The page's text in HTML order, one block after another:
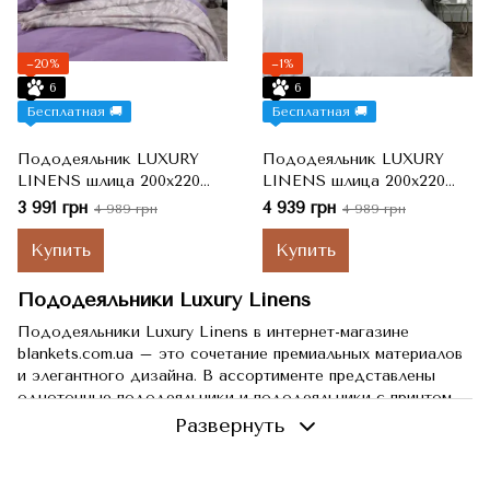
−20%
6
Бесплатная 🚚
Пододеяльник LUXURY
LINENS шлица 200x220
LAVENDER 100%египетский
хлопок, арт. 44924 (шт)
Двуспальные
3 991 грн 4 989 грн
Купить
−1%
6
Бесплатная 🚚
Пододеяльник LUXURY
LINENS шлица 200x220
WHITE 100%египетский
хлопок, арт. 33653 (шт)
Двуспальные
4 939 грн 4 989 грн
Купить
Пододеяльники Luxury Linens
Пододеяльники Luxury Linens в интернет-магазине
blankets.com.ua – это сочетание премиальных материалов
и элегантного дизайна. В ассортименте представлены
однотонные пододеяльники и пододеяльники с принтом,
изготовленные из 100% египетского хлопка, 100% тенсела
(Tencel) или хлопка (плетение сатин). Эти пододеяльники
Развернуть